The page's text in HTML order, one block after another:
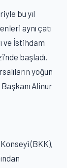
bu yıl
aynı çatı
ve İstihdam
başladı.
yoğun
Alinur
(BKK),